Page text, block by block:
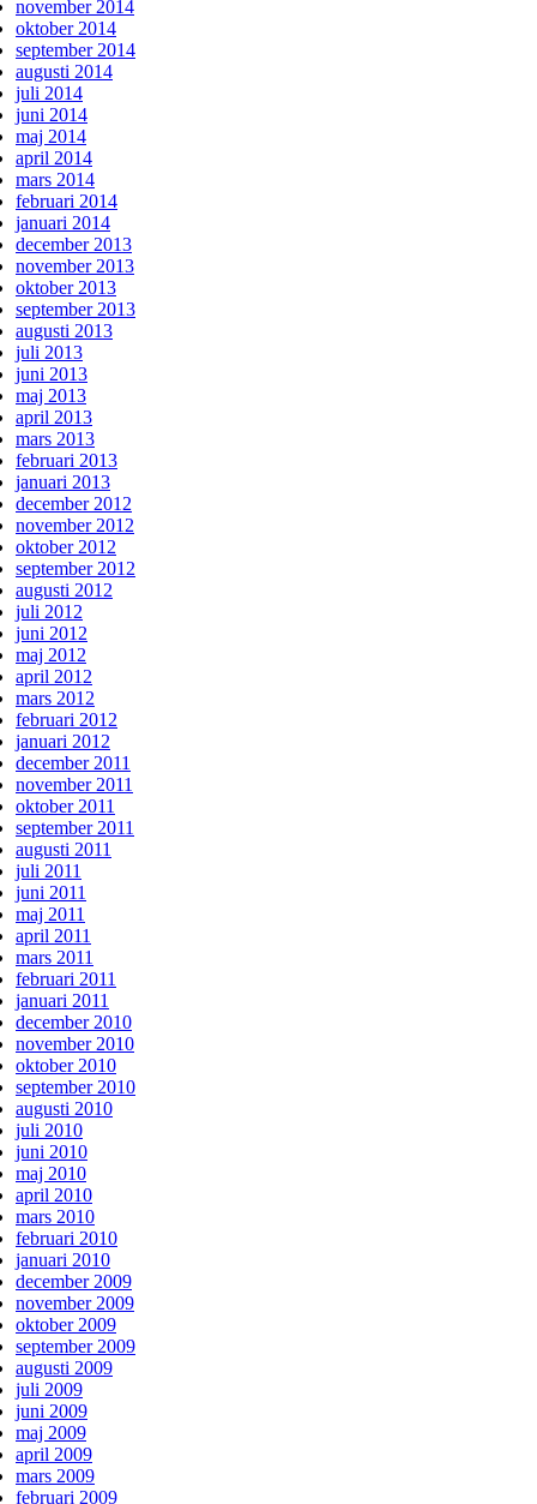
november 2014
oktober 2014
september 2014
augusti 2014
juli 2014
juni 2014
maj 2014
april 2014
mars 2014
februari 2014
januari 2014
december 2013
november 2013
oktober 2013
september 2013
augusti 2013
juli 2013
juni 2013
maj 2013
april 2013
mars 2013
februari 2013
januari 2013
december 2012
november 2012
oktober 2012
september 2012
augusti 2012
juli 2012
juni 2012
maj 2012
april 2012
mars 2012
februari 2012
januari 2012
december 2011
november 2011
oktober 2011
september 2011
augusti 2011
juli 2011
juni 2011
maj 2011
april 2011
mars 2011
februari 2011
januari 2011
december 2010
november 2010
oktober 2010
september 2010
augusti 2010
juli 2010
juni 2010
maj 2010
april 2010
mars 2010
februari 2010
januari 2010
december 2009
november 2009
oktober 2009
september 2009
augusti 2009
juli 2009
juni 2009
maj 2009
april 2009
mars 2009
februari 2009